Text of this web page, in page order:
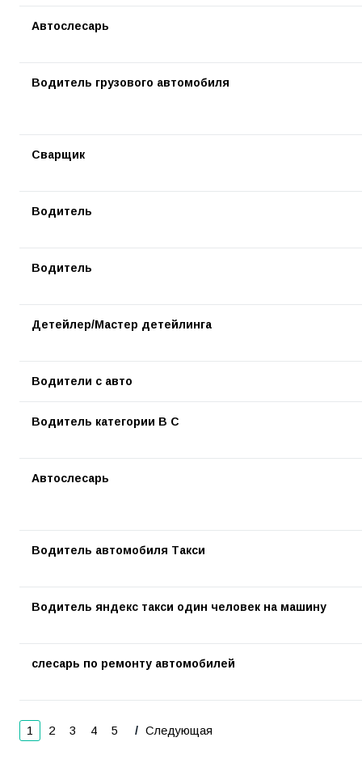
Автослесарь
Водитель грузового автомобиля
Сварщик
Водитель
Водитель
Детейлер/Мастер детейлинга
Водители с авто
Водитель категории B C
Автослесарь
Водитель автомобиля Такси
Водитель яндекс такси один человек на машину
слесарь по ремонту автомобилей
1 2 3 4 5 Следующая